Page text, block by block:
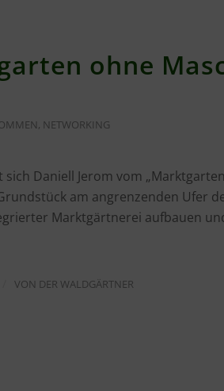
ohne
, NETWORKING
Daniell Jerom vom
am angrenzenden Ufer
Marktgärtnerei aufbauen
VON DER WALDGÄRTNER